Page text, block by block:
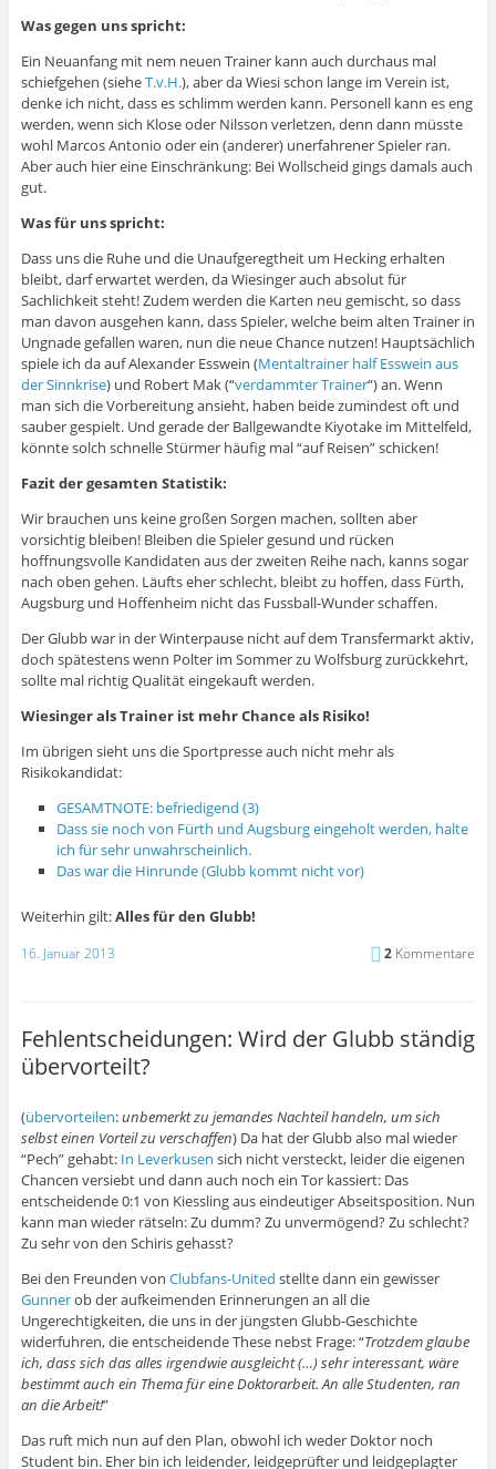
Was gegen uns spricht:
Ein Neuanfang mit nem neuen Trainer kann auch durchaus mal
schiefgehen (sieheT.v.H.), aber da Wiesi schon lange im Verein ist,
denke ich nicht, dass es schlimm werden kann. Personell kann es eng
werden, wenn sich Klose oder Nilsson verletzen, denn dann müsste
wohl Marcos Antonio oder ein (anderer) unerfahrener Spieler ran.
Aber auch hier eine Einschränkung: Bei Wollscheid gings damals auch
gut.
Was für uns spricht:
Dass uns die Ruhe und die Unaufgeregtheit um Hecking erhalten
bleibt, darf erwartet werden, da Wiesinger auch absolut für
Sachlichkeit steht! Zudem werden die Karten neu gemischt, so dass
man davon ausgehen kann, dass Spieler, welche beim alten Trainer in
Ungnade gefallen waren, nun die neue Chance nutzen! Hauptsächlich
spiele ich da auf Alexander Esswein (Mentaltrainer half Esswein aus
der Sinnkrise) und Robert Mak (“verdammter Trainer“) an. Wenn
man sich die Vorbereitung ansieht, haben beide zumindest oft und
sauber gespielt. Und gerade der Ballgewandte Kiyotake im Mittelfeld,
könnte solch schnelle Stürmer häufig mal “auf Reisen” schicken!
Fazit der gesamten Statistik:
Wir brauchen uns keine großen Sorgen machen, sollten aber
vorsichtig bleiben! Bleiben die Spieler gesund und rücken
hoffnungsvolle Kandidaten aus der zweiten Reihe nach, kanns sogar
nach oben gehen. Läufts eher schlecht, bleibt zu hoffen, dass Fürth,
Augsburg und Hoffenheim nicht das Fussball-Wunder schaffen.
Der Glubb war in der Winterpause nicht auf dem Transfermarkt aktiv,
doch spätestens wenn Polter im Sommer zu Wolfsburg zurückkehrt,
sollte mal richtig Qualität eingekauft werden.
Wiesinger als Trainer ist mehr Chance als Risiko!
Im übrigen sieht uns die Sportpresse auch nicht mehr als
Risikokandidat:
GESAMTNOTE: befriedigend (3)
Dass sie noch von Fürth und Augsburg eingeholt werden, halte
ich für sehr unwahrscheinlich.
Das war die Hinrunde (Glubb kommt nicht vor)
Weiterhin gilt:Alles für den Glubb!
16. Januar 2013 2 Kommentare
Fehlentscheidungen: Wird der Glubb ständig
übervorteilt?
(übervorteilen:unbemerkt zu jemandes Nachteil handeln, um sich
selbst einen Vorteil zu verschaffen) Da hat der Glubb also mal wieder
“Pech” gehabt: In Leverkusen sich nicht versteckt, leider die eigenen
Chancen versiebt und dann auch noch ein Tor kassiert: Das
entscheidende 0:1 von Kiessling aus eindeutiger Abseitsposition. Nun
kann man wieder rätseln: Zu dumm? Zu unvermögend? Zu schlecht?
Zu sehr von den Schiris gehasst?
Bei den Freunden von Clubfans-United stellte dann ein gewisser
Gunnerob der aufkeimenden Erinnerungen an all die
Ungerechtigkeiten, die uns in der jüngsten Glubb-Geschichte
widerfuhren, die entscheidende These nebst Frage: “Trotzdem glaube
ich, dass sich das alles irgendwie ausgleicht (…) sehr interessant, wäre
bestimmt auch ein Thema für eine Doktorarbeit. An alle Studenten, ran
an die Arbeit!”
Das ruft mich nun auf den Plan, obwohl ich weder Doktor noch
Student bin. Eher bin ich leidender, leidgeprüfter und leidgeplagter